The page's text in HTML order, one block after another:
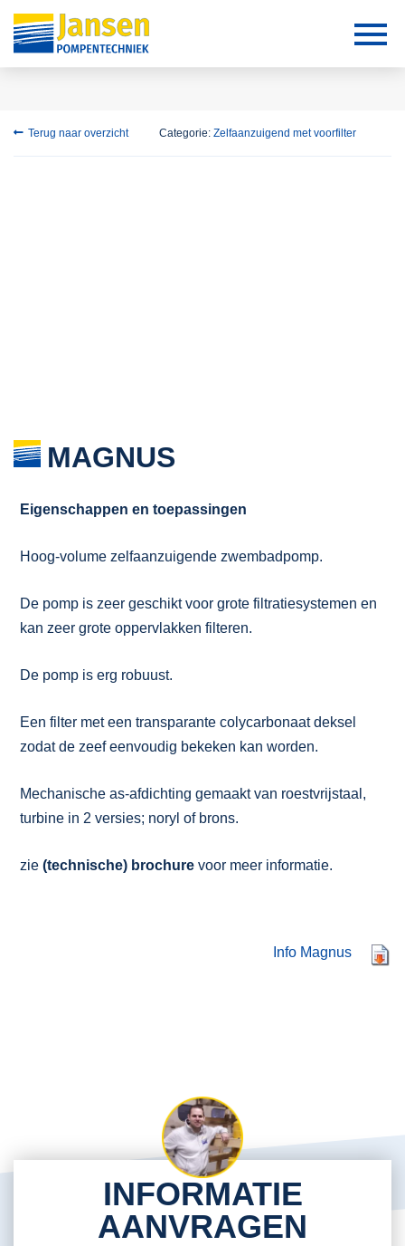
Terug naar overzicht Categorie: Zelfaanzuigend met voorfilter
MAGNUS
Eigenschappen en toepassingen
Hoog-volume zelfaanzuigende zwembadpomp.
De pomp is zeer geschikt voor grote filtratiesystemen en
kan zeer grote oppervlakken filteren.
De pomp is erg robuust.
Een filter met een transparante colycarbonaat deksel
zodat de zeef eenvoudig bekeken kan worden.
Mechanische as-afdichting gemaakt van roestvrijstaal,
turbine in 2 versies; noryl of brons.
zie (technische) brochure voor meer informatie.
Info Magnus
INFORMATIE
AANVRAGEN